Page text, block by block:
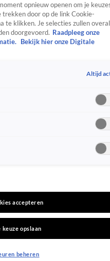
RealityCrimeVideo's
ijsbeer:
is het
opnieuw openen om je
door op de link Cookie-
te klikken. Je selecties zullen overal
doorgevoerd. Raadpleeg onze
Bekijk hier onze Digitale
Altijd
accepteren
keuze opslaan
beheren